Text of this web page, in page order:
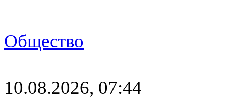
Общество
10.08.2026, 07:44